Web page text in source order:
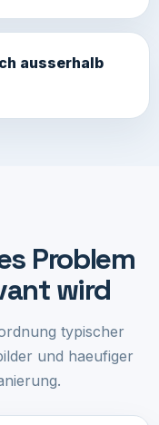
ausserhalb
Problem
wird
typischer
und haeufiger